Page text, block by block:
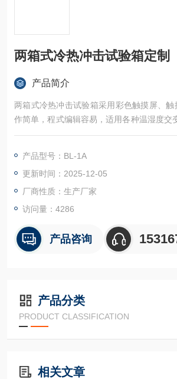
两箱式冷热冲击试验箱定制
产品简介
两箱式冷热冲击试验箱采用彩色触摸屏、
作简单，程式编辑容易，适用各种温湿度交
-232通讯界面及连线软体，可于电脑上执行
产品型号：BL-1A
更新时间：2025-12-05
厂商性质：生产厂家
访问量：4286
产品咨询
产品分类
PRODUCT CLASSIFICATION
相关文章